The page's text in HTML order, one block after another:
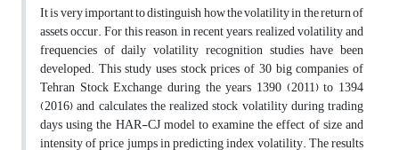
It is very important to distinguish how the volatility in the return of
assets occur. For this reason, in recent years, realized volatility and
frequencies of daily volatility recognition studies have been
developed. This study uses stock prices of 30 big companies of
Tehran Stock Exchange during the years 1390 (2011) to 1394
(2016) and calculates the realized stock volatility during trading
days using the HAR-CJ model to examine the effect of size and
intensity of price jumps in predicting index volatility. The results